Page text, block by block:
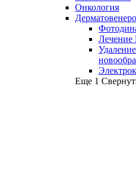
Онкология
Еще 1